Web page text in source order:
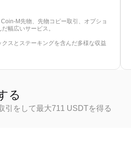
M先物、先物コピー取引、オプショ
幅広いサービス。
スとステーキングを含んだ多様な収益
る
引をして最大711 USDTを得る